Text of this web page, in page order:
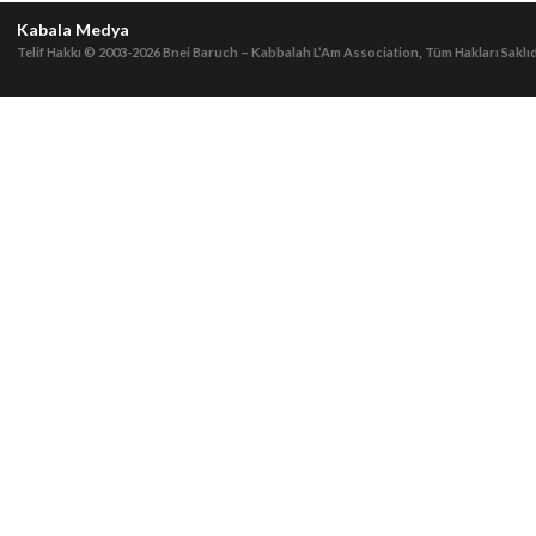
Kabala Medya
Telif Hakkı © 2003-2026Bnei Baruch – Kabbalah L’Am Association, Tüm Hakları